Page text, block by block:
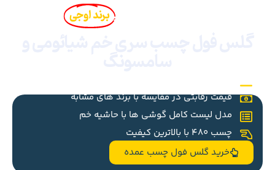
گلس عمده فول چسببرند اوجی
قیمت رقابتی در مقایسه با برند های مشابه
مدل لیست کامل گوشی ها با حاشیه خم
چسب 480 با بالاترین کیفیت
خرید گلس فول چسب عمده